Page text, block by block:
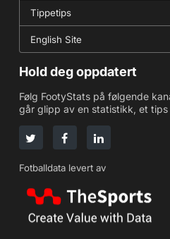
Tippetips
English Site
Hold deg oppdatert
Følg FootyStats på følgende
går glipp av en statistikk, et tips
Fotballdata levert av